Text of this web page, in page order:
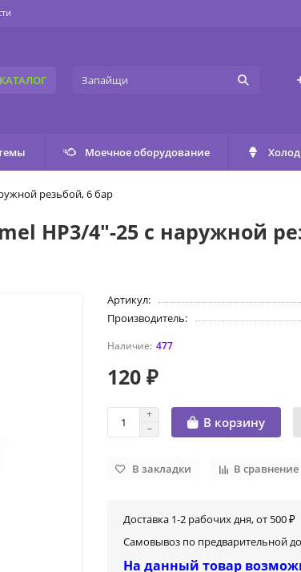
КАТАЛОГ
Моечное оборудование
резьбой, 6 бар
НР3/4"-25 с наружной
Артикул:
Производитель:
477
120 ₽
В корзину
В закладки В сравнение
Доставка 1-2 рабочих дня, от 500 ₽
Самовывоз по предварительной
На данный товар